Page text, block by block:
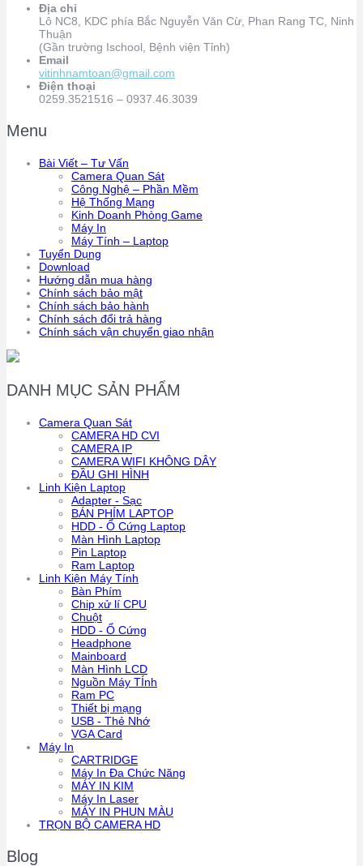
Địa chỉ
Lô NC8, KDC phía Bắc Nguyễn Văn Cừ, Phan Rang TC, Ninh
Thuận
(Gần trường Ischool, Bệnh viện Tỉnh)
Email
vitinhnamtoan@gmail.com
Điện thoại
0259.3521516 – 0937.46.3039
Menu
Bài Viết – Tư Vấn
Camera Quan Sát
Công Nghệ – Phần Mềm
Hệ Thống Mạng
Kinh Doanh Phòng Game
Máy In
Máy Tính – Laptop
Tuyển Dụng
Download
Hướng dẫn mua hàng
Chính sách bảo mật
Chính sách bảo hành
Chính sách đổi trả hàng
Chính sách vận chuyển giao nhận
DANH MỤC SẢN PHẨM
Camera Quan Sát
CAMERA HD CVI
CAMERA IP
CAMERA WIFI KHÔNG DÂY
ĐẦU GHI HÌNH
Linh Kiện Laptop
Adapter - Sạc
BÁN PHÍM LAPTOP
HDD - Ổ Cứng Laptop
Màn Hình Laptop
Pin Laptop
Ram Laptop
Linh Kiện Máy Tính
Bàn Phím
Chip xử lí CPU
Chuột
HDD - Ổ Cứng
Headphone
Mainboard
Màn Hình LCD
Nguồn Máy TÍnh
Ram PC
Thiết bị mạng
USB - Thẻ Nhớ
VGA Card
Máy In
CARTRIDGE
Máy In Đa Chức Năng
MÁY IN KIM
Máy In Laser
MÁY IN PHUN MÀU
TRỌN BỘ CAMERA HD
Blog